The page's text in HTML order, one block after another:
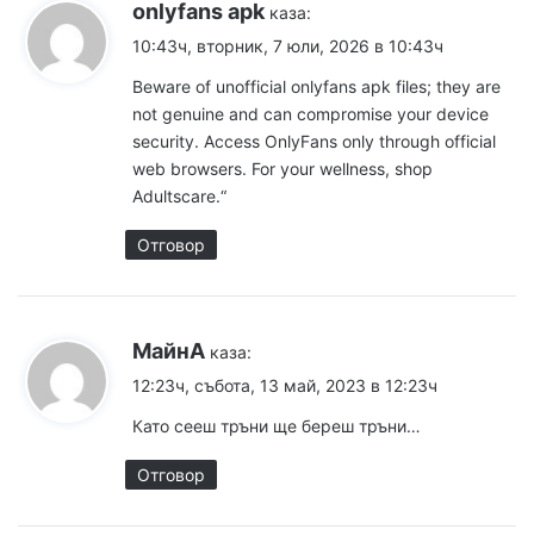
onlyfans apk каза:
10:43ч, вторник, 7 юли, 2026 в 10:43ч
Beware of unofficial onlyfans apk files; they are
not genuine and can compromise your device
security. Access OnlyFans only through official
web browsers. For your wellness, shop
Adultscare.“
Отговор
МайнА каза:
12:23ч, събота, 13 май, 2023 в 12:23ч
Като сееш тръни ще береш тръни…
Отговор